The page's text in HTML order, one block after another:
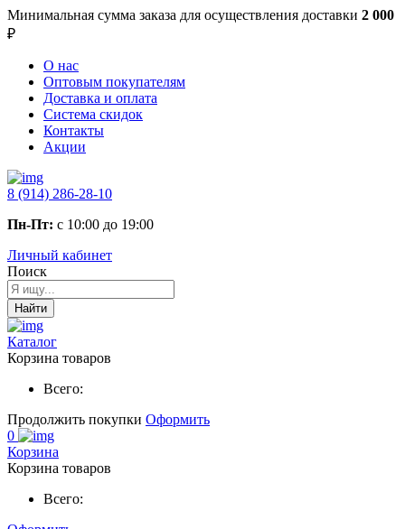
Минимальная сумма заказа для осуществления доставки 2 000
₽
О нас
Оптовым покупателям
Доставка и оплата
Система скидок
Контакты
Акции
8 (914) 286-28-10
Пн-Пт: с 10:00 до 19:00
Личный кабинет
Поиск
Найти
Каталог
Корзина товаров
Всего:
Продолжить покупки Оформить
0
Корзина
Корзина товаров
Всего: